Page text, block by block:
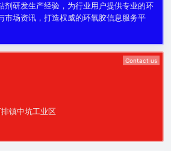
剂研发生产经验，为行业用户提供专业的环
市场资讯，打造权威的环氧胶信息服务平
Contact us
镇中坑工业区